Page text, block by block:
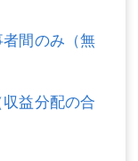
間のみ（無
益分配の合